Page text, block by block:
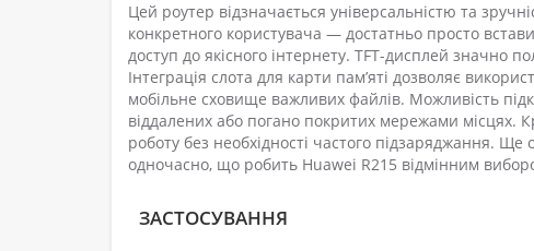
Цей роутер відзначається універсальністю та
конкретного користувача — достатньо просто
доступ до якісного інтернету. TFT-дисплей значно
Інтеграція слота для карти пам’яті дозволяє
мобільне сховище важливих файлів. Можливість
віддалених або погано покритих мережами місцях.
роботу без необхідності частого підзаряджання.
одночасно, що робить Huawei R215 відмінним
ЗАСТОСУВАННЯ